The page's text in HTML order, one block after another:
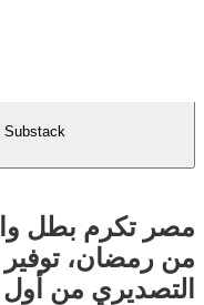
Substack
مصر تكرم بطل
من رمضان، توفير
التصديري من أول